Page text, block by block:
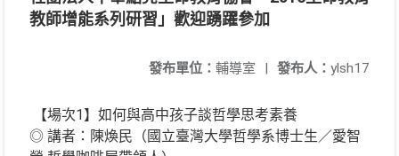
教師增能系列研習」歡迎踴躍參加
發布人： ylsh17
發布單位： 輔導室 |
【場次1】如何與高中孩子談哲學思考素養
◎ 講者：陳煥民（國立臺灣大學哲學系博士生／愛智